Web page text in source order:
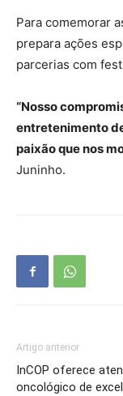
Para comemorar
prepara ações
parcerias com
“Nosso
entretenimento
paixão que nos
Juninho.
Artigo anterior
InCOP oferece
oncológico de